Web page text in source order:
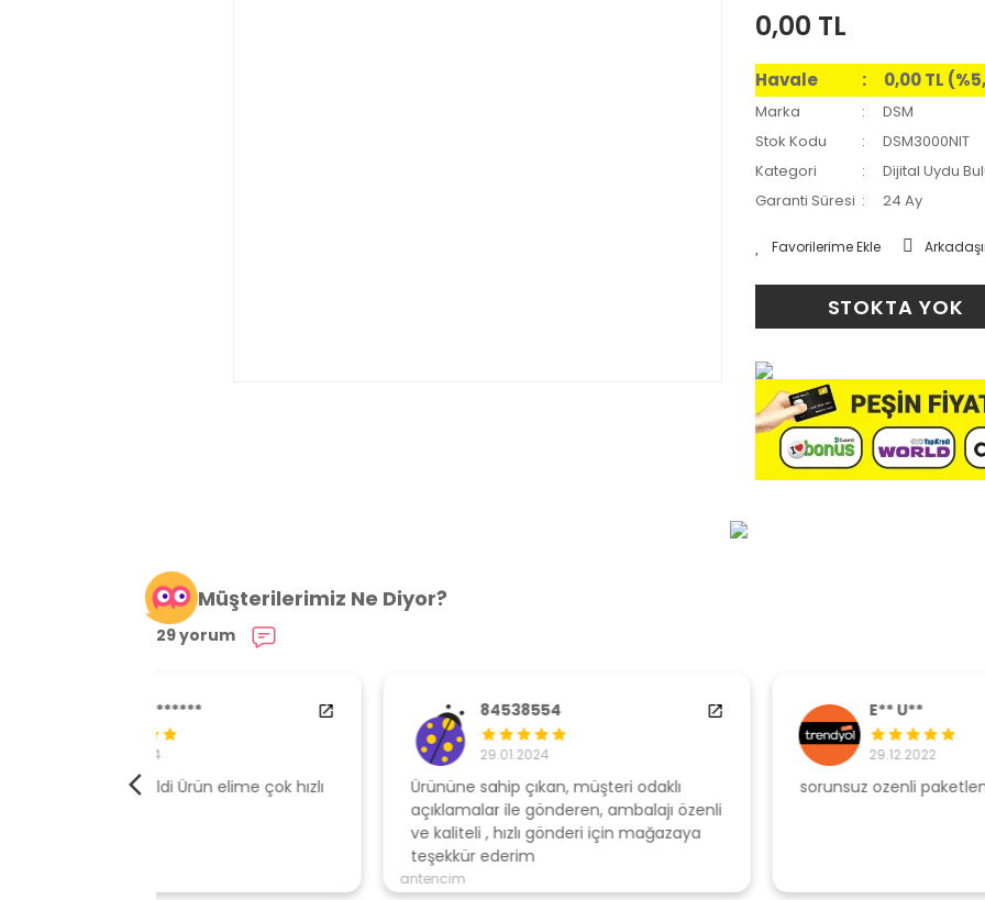
0,00 TL
Havale 0,00 TL
Marka
DSM
Stok Kodu
DSM3000NIT
Kategori
Dijital Uydu
Garanti Süresi
24 Ay
STOKTA YOK
Müşterilerimiz Ne Diyor?
29 yorum
84538554
Ürününe sahip çıkan, müşteri odaklı
açıklamalar ile gönderen, ambalajı özenli
ve kaliteli , hızlı gönderi için mağazaya
sorunsuz ozenli paketleme